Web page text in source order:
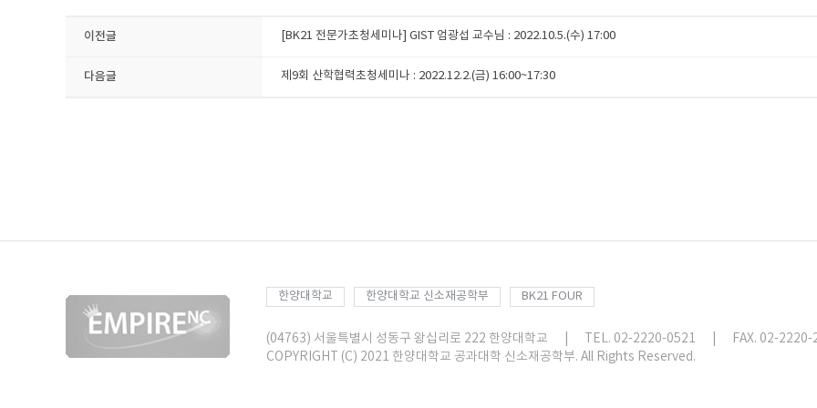
이전글 [BK21 전문가초청세미나] GIST 엄광섭 교수님 : 2022.10.5.(수) 17:00
다음글 제9회 산학협력초청세미나 : 2022.12.2.(금) 16:00~17:30
한양대학교 한양대학교 신소재공학부 BK21 FOUR
(04763) 서울특별시 성동구 왕십리로 222 한양대학교 TEL. 02-2220-0521
FAX. 02-
COPYRIGHT (C) 2021 한양대학교 공과대학 신소재공학부. All Rights Reserved.